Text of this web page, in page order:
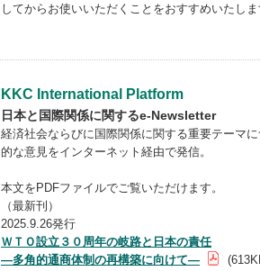
してからお使いいただくことをおすすめいたしま
KKC International Platform
日本と国際関係に関するe-Newsletter
経済社会ならびに国際関係に関する重要テーマ
的な意見をインターネット経由で発信。
本文をPDFファイルでご覧いただけます。
（最新刊）
2025.9.26発行
ＷＴＯ設立３０周年の岐路と日本の責任
―多角的通商体制の再構築に向けて―